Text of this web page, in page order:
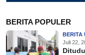
BERITA POPULER
BERITA
Juli 22,